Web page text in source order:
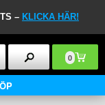
– KLICKA HÄR!
0